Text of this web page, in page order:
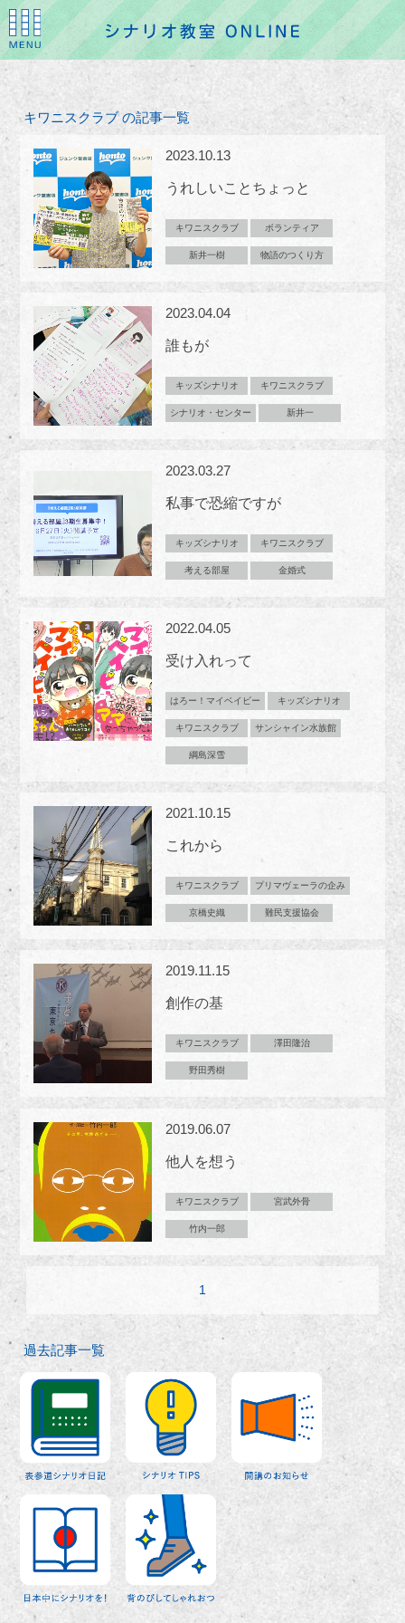
キワニスクラブ の記事一覧
2023.10.13
うれしいことちょっと
キワニスクラブ ボランティア
新井一樹 物語のつくり方
2023.04.04
誰もが
キッズシナリオ キワニスクラブ
シナリオ・センター 新井一
2023.03.27
私事で恐縮ですが
キッズシナリオ キワニスクラブ
考える部屋 金婚式
2022.04.05
受け入れって
はろー！マイベイビー キッズシナリオ
キワニスクラブ サンシャイン水族館
綱島深雪
2021.10.15
これから
キワニスクラブ プリマヴェーラの企み
京橋史織 難民支援協会
2019.11.15
創作の基
キワニスクラブ 澤田隆治
野田秀樹
2019.06.07
他人を想う
キワニスクラブ 宮武外骨
竹内一郎
1
過去記事一覧